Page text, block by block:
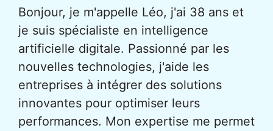
Bonjour, je m'appelle Léo, j'ai 38 ans et
je suis spécialiste en intelligence
artificielle digitale. Passionné par les
nouvelles technologies, j'aide les
entreprises à intégrer des solutions
innovantes pour optimiser leurs
performances. Mon expertise me permet